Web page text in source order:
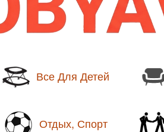
Все Для Детей
Отдых, Спорт